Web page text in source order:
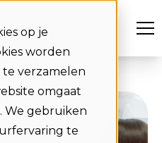
op je
worden
verzamelen
omgaat
We gebruiken
te